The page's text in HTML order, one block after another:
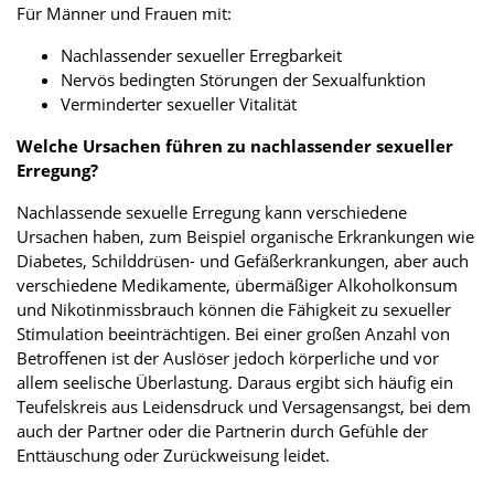
Für Männer und Frauen mit:
Nachlassender sexueller Erregbarkeit
Nervös bedingten Störungen der Sexualfunktion
Verminderter sexueller Vitalität
Welche Ursachen führen zu nachlassender sexueller
Erregung?
Nachlassende sexuelle Erregung kann verschiedene
Ursachen haben, zum Beispiel organische Erkrankungen wie
Diabetes, Schilddrüsen- und Gefäßerkrankungen, aber auch
verschiedene Medikamente, übermäßiger Alkoholkonsum
und Nikotinmissbrauch können die Fähigkeit zu sexueller
Stimulation beeinträchtigen. Bei einer großen Anzahl von
Betroffenen ist der Auslöser jedoch körperliche und vor
allem seelische Überlastung. Daraus ergibt sich häufig ein
Teufelskreis aus Leidensdruck und Versagensangst, bei dem
auch der Partner oder die Partnerin durch Gefühle der
Enttäuschung oder Zurückweisung leidet.